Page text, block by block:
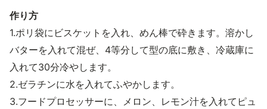
作り方
1.ポリ袋にビスケットを入れ、めん棒で砕きます。溶かし
バターを入れて混ぜ、4等分して型の底に敷き、冷蔵庫に
入れて30分冷やします。
2.ゼラチンに水を入れてふやかします。
3.フードプロセッサーに、メロン、レモン汁を入れてピュ